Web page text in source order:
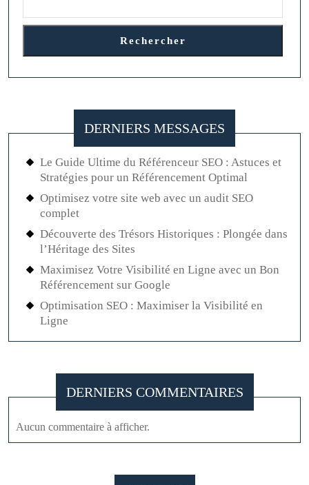
Rechercher
DERNIERS MESSAGES
Le Guide Ultime du Référenceur SEO : Astuces et
Stratégies pour un Référencement Optimal
Optimisez votre site web avec un audit SEO
complet
Découverte des Trésors Historiques : Plongée dans
l’Héritage des Sites
Maximisez Votre Visibilité en Ligne avec un Bon
Référencement sur Google
Optimisation SEO : Maximiser la Visibilité en
Ligne
DERNIERS COMMENTAIRES
Aucun commentaire à afficher.